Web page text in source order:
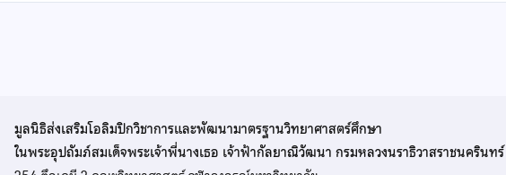
มูลนิธิส่งเสริมโอลิมปิกวิชาการและพัฒนามาตรฐานวิทยาศาสตร์ศึกษา
ในพระอุปถัมภ์สมเด็จพระเจ้าพี่นางเธอ เจ้าฟ้ากัลยาณิวัฒนา กรมหลวงนราธิวาสราชนครินทร์